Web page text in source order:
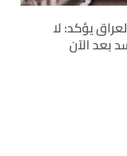
يؤكد: لا
بعد الآن